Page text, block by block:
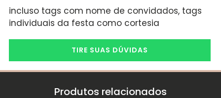
incluso tags com nome de convidados, tags
individuais da festa como cortesia
TIRE SUAS DÚVIDAS
Produtos relacionados